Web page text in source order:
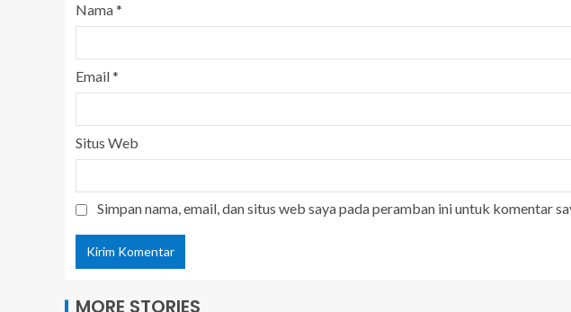
Nama*
Email*
Situs Web
Simpan nama, email, dan situs web saya pada peramban ini untuk komentar
MORE STORIES